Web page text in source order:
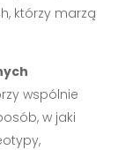
którzy marzą
wspólnie
w jaki